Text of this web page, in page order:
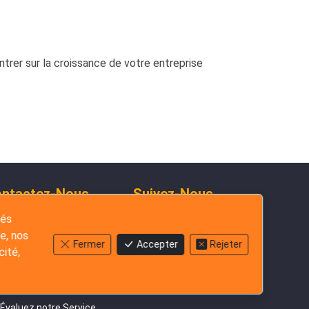
sur la croissance de votre entreprise
Nous
+852-3796-3305
Discuter sur
WhatsApp
Suivez-Nous
nos
Fermer Accepter Rejeter